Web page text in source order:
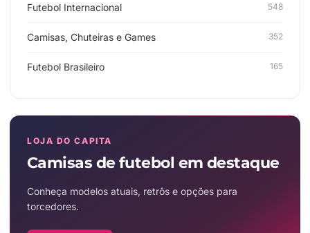
Futebol Internacional 548
Camisas, Chuteiras e Games 352
Futebol Brasileiro 165
LOJA DO CAPITA
Camisas de futebol em destaque
Conheça modelos atuais, retrôs e opções para
torcedores.